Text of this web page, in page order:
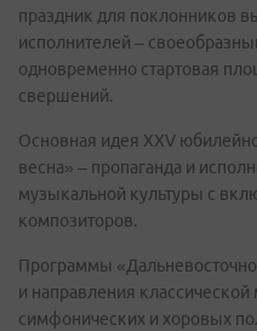
праздник для поклонников
исполнителей –
одновременно стартовая
свершений.
Основная идея XXV
весна» – пропаганда и
музыкальной культуры с
композиторов.
Программы
и направления
симфонических и хоровых